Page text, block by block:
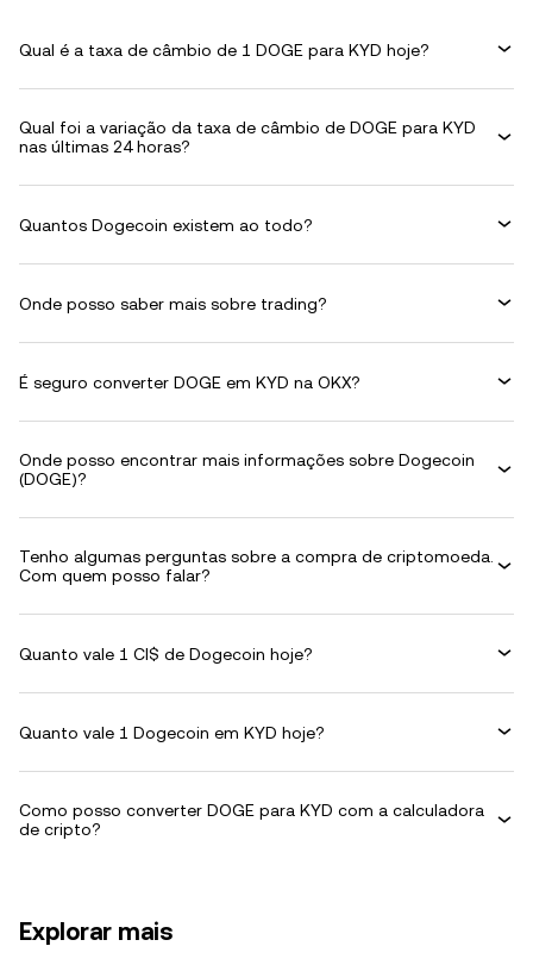
Qual é a taxa de câmbio de 1 DOGE para KYD hoje?
Qual foi a variação da taxa de câmbio de DOGE para KYD
nas últimas 24 horas?
Quantos Dogecoin existem ao todo?
Onde posso saber mais sobre trading?
É seguro converter DOGE em KYD na OKX?
Onde posso encontrar mais informações sobre Dogecoin
(DOGE)?
Tenho algumas perguntas sobre a compra de criptomoeda.
Com quem posso falar?
Quanto vale 1 CI$ de Dogecoin hoje?
Quanto vale 1 Dogecoin em KYD hoje?
Como posso converter DOGE para KYD com a calculadora
de cripto?
Explorar mais